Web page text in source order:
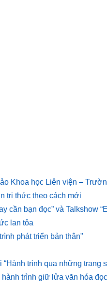
Khoa học Liên viện –
tri thức theo cách mới
cần bạn đọc” và Talkshow
lan tỏa
phát triển bản thân"
trình qua những trang
hành trình giữ lửa văn hóa